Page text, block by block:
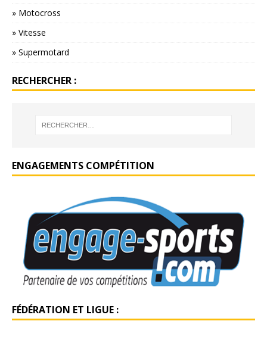
» Motocross
» Vitesse
» Supermotard
RECHERCHER :
ENGAGEMENTS COMPÉTITION
FÉDÉRATION ET LIGUE :